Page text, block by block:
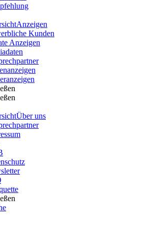
Anzeigen
Kunden
Anzeigen
Über uns